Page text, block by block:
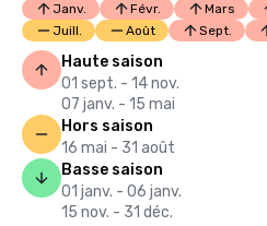
Janv. Févr. Mars
Juill.
Août Sept.
Haute saison
01 sept. - 14 nov.
07 janv. - 15 mai
Hors saison
16 mai - 31 août
Basse saison
01 janv. - 06 janv.
15 nov. - 31 déc.